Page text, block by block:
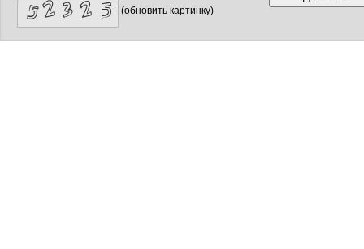
(обновить картинку)